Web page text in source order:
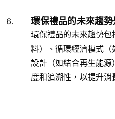
環保禮品的未來趨勢
環保禮品的未來趨勢
料）、循環經濟模式
設計（如結合再生能
度和追溯性，以提升消